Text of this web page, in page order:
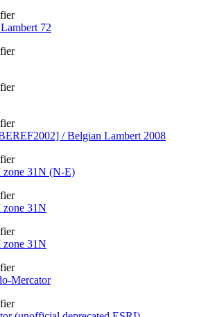
72
/ Belgian Lambert 2008
31N (N-E)
31N
31N
Mercator